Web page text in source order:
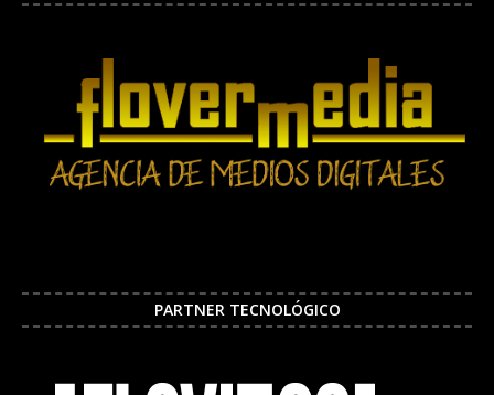
PARTNER TECNOLÓGICO